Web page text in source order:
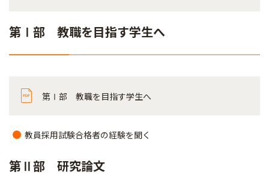
第Ⅰ部 教職を目指す学生へ
第Ⅰ部 教職を目指す学生へ
教員採用試験合格者の経験を聞く
第Ⅱ部 研究論文